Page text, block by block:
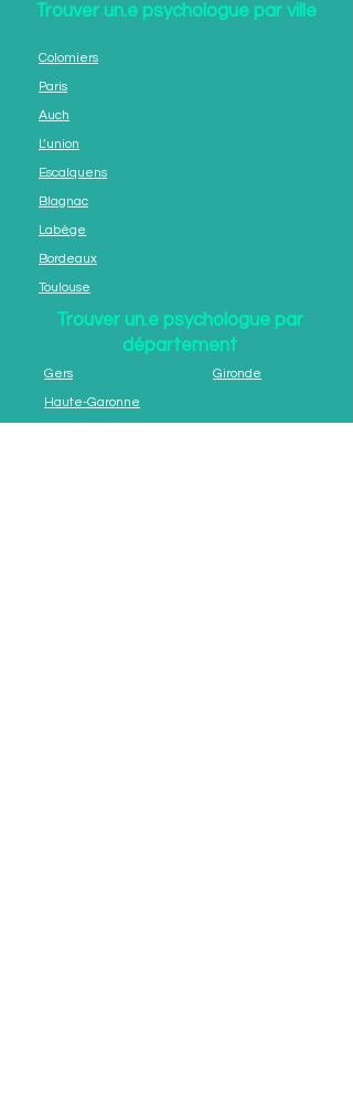
Trouver un.e psychologue par ville
Colomiers
Paris
Auch
L’union
Escalquens
Blagnac
Labège
Bordeaux
Toulouse
Trouver un.e psychologue par
département
Gers
Haute-Garonne
Gironde